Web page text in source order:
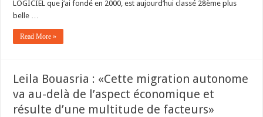
LOGICIEL que j’ai fondé en 2000, est aujourd’hui classé 28ème plus
belle …
Read More »
Leila Bouasria : «Cette migration autonome
va au-delà de l’aspect économique et
résulte d’une multitude de facteurs»